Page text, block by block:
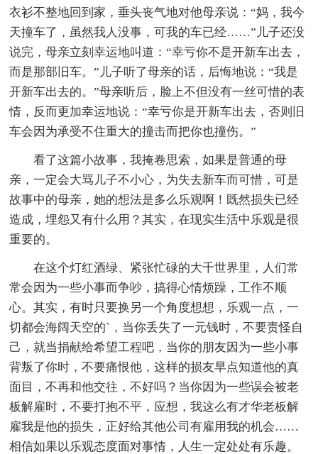
衣衫不整地回到家，垂头丧气地对他母亲说：“妈，我今
天撞车了，虽然我人没事，可我的车已经……”儿子还没
说完，母亲立刻幸运地叫道：“幸亏你不是开新车出去，
而是那部旧车。”儿子听了母亲的话，后悔地说：“我是
开新车出去的。”母亲听后，脸上不但没有一丝可惜的表
情，反而更加幸运地说：“幸亏你是开新车出去，否则旧
车会因为承受不住重大的撞击而把你也撞伤。”
看了这篇小故事，我掩卷思索，如果是普通的母
亲，一定会大骂儿子不小心，为失去新车而可惜，可是
故事中的母亲，她的想法是多么乐观啊！既然损失已经
造成，埋怨又有什么用？其实，在现实生活中乐观是很
重要的。
在这个灯红酒绿、紧张忙碌的大千世界里，人们常
常会因为一些小事而争吵，搞得心情烦躁，工作不顺
心。其实，有时只要换另一个角度想想，乐观一点，一
切都会海阔天空的`，当你丢失了一元钱时，不要责怪自
己，就当捐献给希望工程吧，当你的朋友因为一些小事
背叛了你时，不要痛恨他，这样的损友早点知道他的真
面目，不再和他交往，不好吗？当你因为一些误会被老
板解雇时，不要打抱不平，应想，我这么有才华老板解
雇我是他的损失，正好给其他公司有雇用我的机会……
相信如果以乐观态度面对事情，人生一定处处有乐趣。